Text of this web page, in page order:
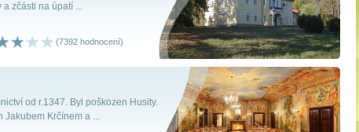
zčásti na úpatí ...
(7392 hodnocení)
od r.1347. Byl poškozen Husity.
Jakubem Krčínem a ...